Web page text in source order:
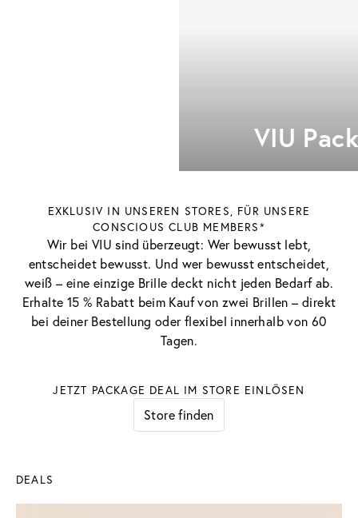
VIU
EXKLUSIV IN UNSEREN STORES, FÜR UNSERE
CONSCIOUS CLUB MEMBERS*
Wir bei VIU sind überzeugt: Wer bewusst lebt,
entscheidet bewusst. Und wer bewusst entscheidet,
weiß – eine einzige Brille deckt nicht jeden Bedarf ab.
Erhalte 15 % Rabatt beim Kauf von zwei Brillen – direkt
bei deiner Bestellung oder flexibel innerhalb von 60
Tagen.
JETZT PACKAGE DEAL IM STORE EINLÖSEN
Store finden
DEALS